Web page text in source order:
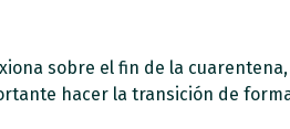
sobre el fin de la
hacer la transición de